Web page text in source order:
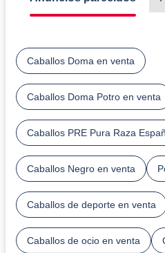
Caballos Doma en venta
Caballos Doma Potro en venta
Caballos PRE Pura Raza
Caballos Negro en venta
Caballos de deporte en venta
Caballos de ocio en venta